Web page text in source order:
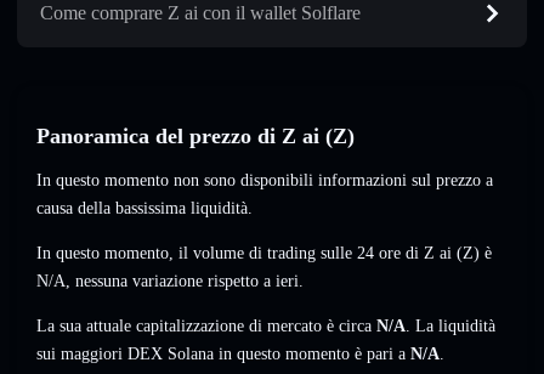
Come comprare Z ai con il wallet Solflare
Panoramica del prezzo di Z ai (Z)
In questo momento non sono disponibili informazioni sul prezzo a
causa della bassissima liquidità.
In questo momento, il volume di trading sulle 24 ore di Z ai (Z) è
N/A, nessuna variazione rispetto a ieri.
La sua attuale capitalizzazione di mercato è circa N/A. La liquidità
sui maggiori DEX Solana in questo momento è pari a N/A.